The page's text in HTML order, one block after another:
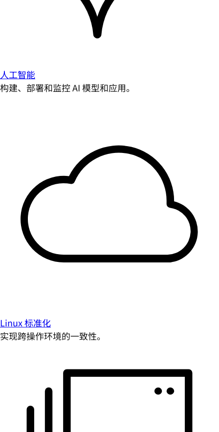
人工智能
构建、部署和监控 AI 模型和应用。
Linux 标准化
实现跨操作环境的一致性。